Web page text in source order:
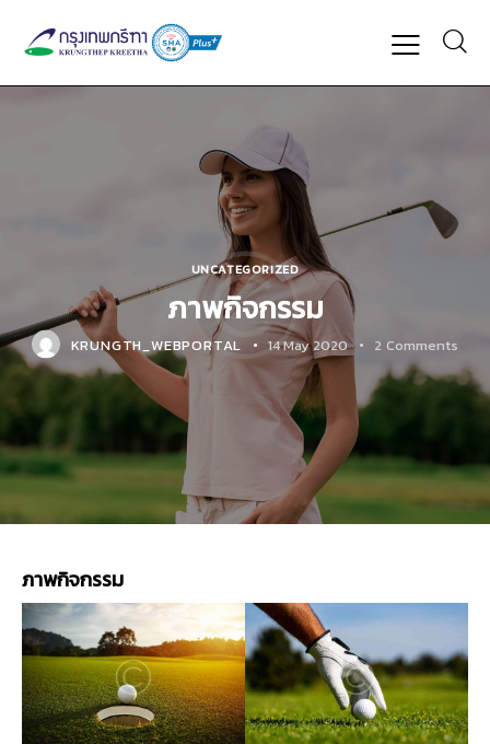
UNCATEGORIZED
ภาพกิจกรรม
KRUNGTH_WEBPORTAL 14 May 2020 2 Comments
ภาพกิจกรรม